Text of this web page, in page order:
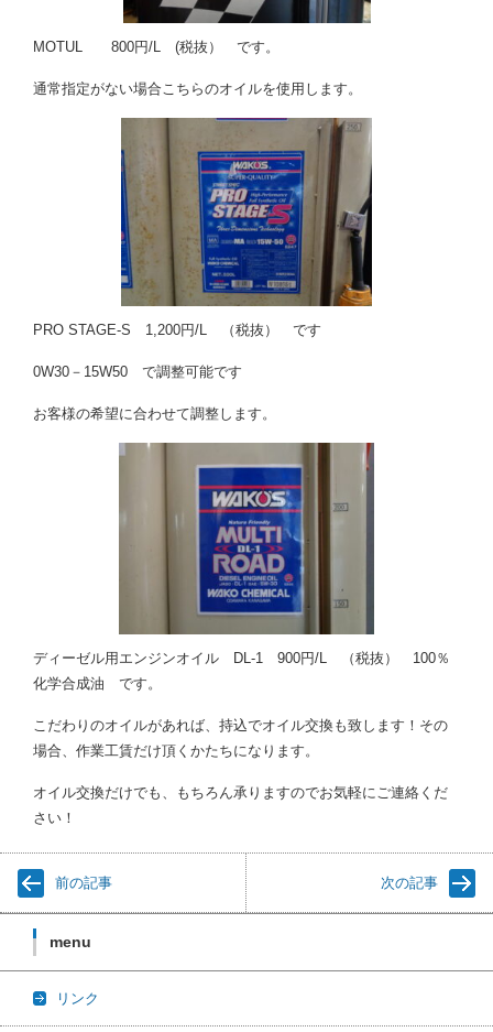
MOTUL 800円/L (税抜） です。
通常指定がない場合こちらのオイルを使用します。
PRO STAGE-S 1,200円/L （税抜） です
0W30－15W50 で調整可能です
お客様の希望に合わせて調整します。
ディーゼル用エンジンオイル DL-1 900円/L （税抜） 100％
化学合成油 です。
こだわりのオイルがあれば、持込でオイル交換も致します！その
場合、作業工賃だけ頂くかたちになります。
オイル交換だけでも、もちろん承りますのでお気軽にご連絡くだ
さい！
前の記事 次の記事
menu
リンク